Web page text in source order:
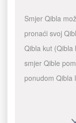
Smjer Qibla
pronaći svoj
Qibla kut
smjer Qible
ponudom Qibla